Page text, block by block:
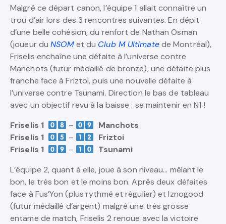
Malgré ce départ canon, l’équipe 1 allait connaître un
trou d’air lors des 3 rencontres suivantes. En dépit
d’une belle cohésion, du renfort de Nathan Osman
(joueur duNSOMet du Club M Ultimatede Montréal),
Friselis enchaîne une défaite à l’universe contre
Manchots (futur médaillé de bronze), une défaite plus
franche face à Friztoi, puis une nouvelle défaite à
l’universe contre Tsunami. Direction le bas de tableau
avec un objectif revu à la baisse : se maintenir en N1 !
Friselis 1
–
Manchots
Friselis 1
–
Friztoi
Friselis 1
–
Tsunami
L’équipe 2, quant à elle, joue à son niveau… mêlant le
bon, le très bon et le moins bon. Après deux défaites
face à Fus’Yon (plus rythmé et régulier) et Iznogood
(futur médaillé d’argent) malgré une très grosse
entame de match, Friselis 2 renoue avec la victoire